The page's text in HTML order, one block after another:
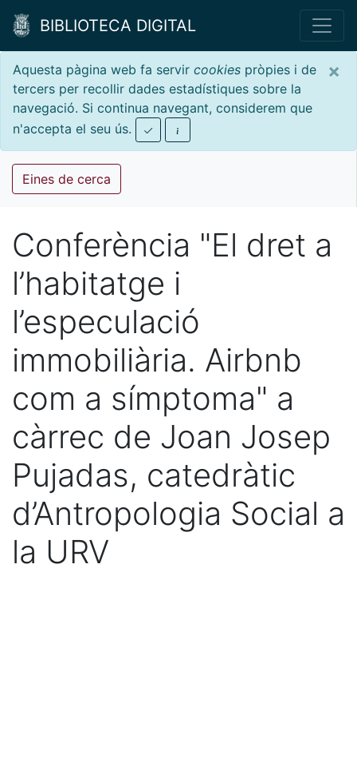
BIBLIOTECA DIGITAL
×
Aquesta pàgina web fa servir cookies pròpies i de
tercers per recollir dades estadístiques sobre la
navegació. Si continua navegant, considerem que
n'accepta el seu ús.
Eines de cerca
Conferència "El dret a
l’habitatge i
l’especulació
immobiliària. Airbnb
com a símptoma" a
càrrec de Joan Josep
Pujadas, catedràtic
d’Antropologia Social a
la URV